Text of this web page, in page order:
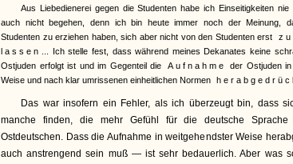
Aus Liebedienerei gegen die Studenten habe ich Einseitigkeiten
auch nicht begehen, denn ich bin heute immer noch der Meinung,
Studenten zu erziehen haben, sich aber nicht von den Studenten erst
lassen
... Ich stelle fest, dass während meines Dekanates keine
Ostjuden erfolgt ist und im Gegenteil die
Aufnahme der Ostjuden in
Weise und nach klar umrissenen einheitlichen Normen
Das war insofern ein Fehler, als ich überzeugt bin, dass
manche finden, die mehr Gefühl für die deutsche Sprache
Ostdeutschen. Dass die Aufnahme in weitgehendster Weise
auch anstrengend sein muß — ist sehr bedauerlich. Aber was